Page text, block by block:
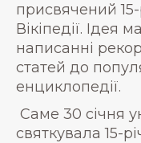
присвячений 15-
Вікіпедії. Ідея
написанні
статей до
енциклопедії.
Саме 30 січня
святкувала 15-